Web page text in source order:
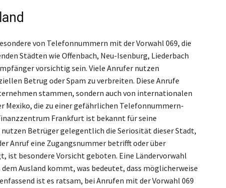
von Telefonnummern mit der Vorwahl 069, die
Städten wie Offenbach, Neu-Isenburg, Liederbach
vorsichtig sein. Viele Anrufer nutzen
Betrug oder Spam zu verbreiten. Diese Anrufe
stammen, sondern auch von internationalen
Mexiko, die zu einer gefährlichen Telefonnummern-
Frankfurt ist bekannt für seine
Betrüger gelegentlich die Seriosität dieser Stadt,
Anruf eine Zugangsnummer betrifft oder über
besondere Vorsicht geboten. Eine Ländervorwahl
Ausland kommt, was bedeutet, dass möglicherweise
ist es ratsam, bei Anrufen mit der Vorwahl 069